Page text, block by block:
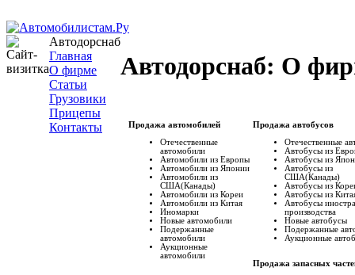
Автодорснаб
Главная
О фирме
Статьи
Грузовики
Прицепы
Контакты
Автодорснаб: О
Продажа автомобилей
Отечественные
автомобили
Автомобили из Европы
Автомобили из Японии
Автомобили из
США(Канады)
Автомобили из Кореи
Автомобили из Китая
Иномарки
Новые автомобили
Подержанные
автомобили
Аукционные
автомобили
Продажа автобусов
Отечественные
Автобусы из
Автобусы из
Автобусы из
США(Канады)
Автобусы из
Автобусы из
Автобусы
производства
Новые автобусы
Подержанные
Аукционные
Продажа запасных